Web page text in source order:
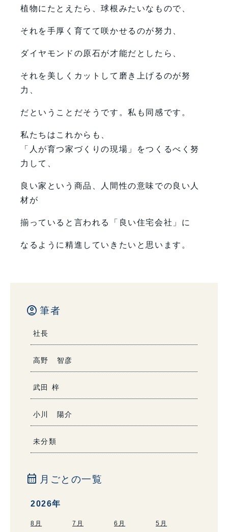
植物にたとえたら、球根みたいなもので、
それを手厚く育てて咲かせるのが努力、
ダイヤモンドの原石が才能だとしたら、
それを美しくカットして磨き上げるのが努
力、
だということだそうです。私も同感です。
私たちはこれからも、
「人が育つ家づくりの現場」をつくるべく努
力して、
良い家という商品、人間性の意味での良い人
材が
揃っていると言われる「良い住宅会社」に
なるように精進していきたいと思います。
account_circle 筆者
社長
高野 智彦
武田 梓
小川 陽介
未分類
calendar_month 月ごとの一覧
2026年
8月 7月 6月 5月